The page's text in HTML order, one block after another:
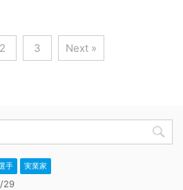
2 3 Next »
手 実業家
29